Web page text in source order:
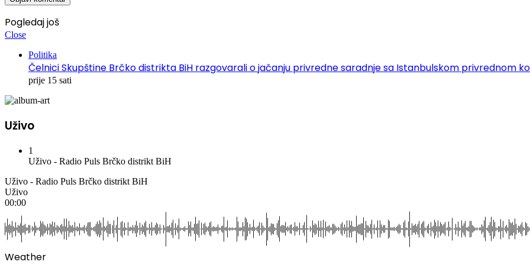
Pogledaj još
Close
Politika
Čelnici Skupštine Brčko distrikta BiH razgovarali o jačanju privredne saradnje sa Istanbulskom privrednom
prije 15 sati
Uživo
1
Uživo - Radio Puls Brčko distrikt BiH
Uživo - Radio Puls Brčko distrikt BiH
Uživo
00:00
Weather